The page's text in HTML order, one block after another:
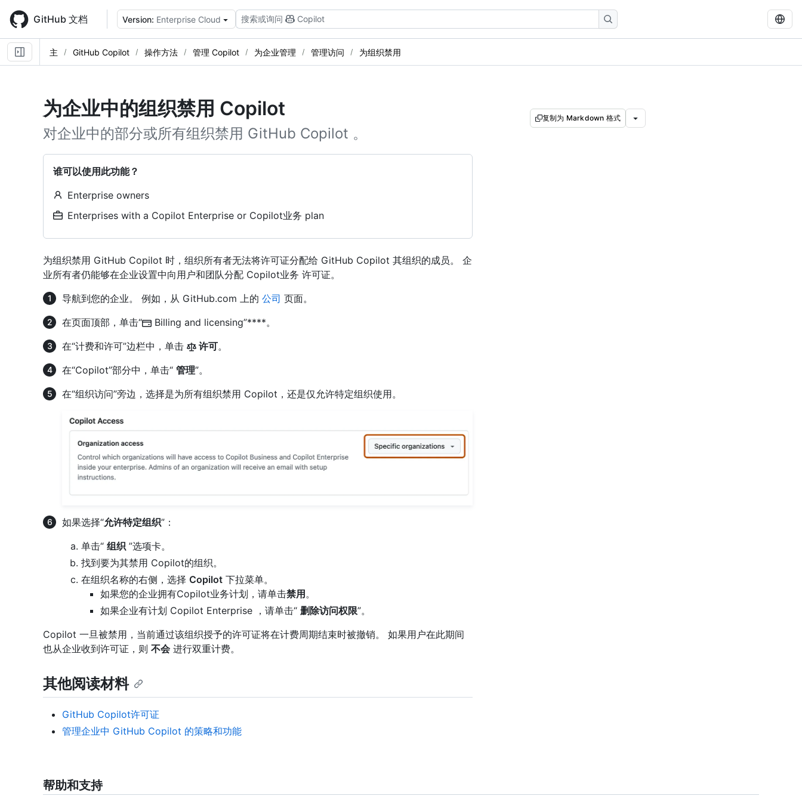
main
content
GitHub 文档 Version: Enterprise Cloud 搜索或询问 Copilot
主 GitHub Copilot 操作方法 管理 Copilot 为企业管理 管理访问 为组织禁用
为企业中的组织禁用 Copilot
对企业中的部分或所有组织禁用 GitHub Copilot 。
谁可以使用此功能？
Enterprise owners
Enterprises with a Copilot Enterprise or Copilot业务 plan
复制为 Markdown 格式
为组织禁用 GitHub Copilot 时，组织所有者无法将许可证分配给 GitHub Copilot 其组织的成员。 企
业所有者仍能够在企业设置中向用户和团队分配 Copilot业务 许可证。
导航到您的企业。 例如，从 GitHub.com 上的 公司 页面。
在页面顶部，单击“
Billing and licensing”****。
在“计费和许可”边栏中，单击
许可。
在“Copilot”部分中，单击“ 管理”。
在“组织访问”旁边，选择是为所有组织禁用 Copilot，还是仅允许特定组织使用。
如果选择“允许特定组织”：
单击“ 组织 ”选项卡。
找到要为其禁用 Copilot的组织。
在组织名称的右侧，选择 Copilot 下拉菜单。
如果您的企业拥有Copilot业务计划，请单击禁用 。
如果企业有计划 Copilot Enterprise ，请单击“ 删除访问权限”。
Copilot 一旦被禁用，当前通过该组织授予的许可证将在计费周期结束时被撤销。 如果用户在此期间
也从企业收到许可证，则 不会 进行双重计费。
其他阅读材料
GitHub Copilot许可证
管理企业中 GitHub Copilot 的策略和功能
帮助和支持